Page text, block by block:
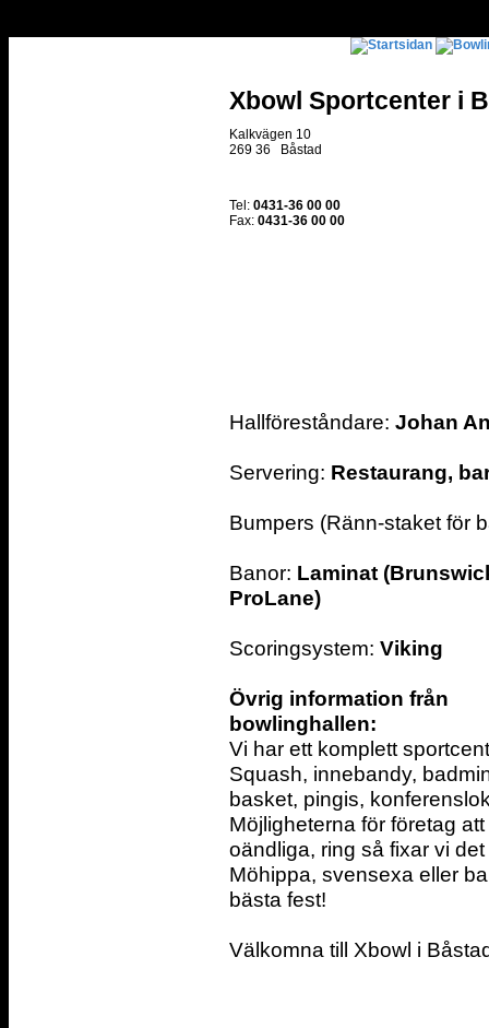
Xbowl Sportcenter i
Kalkvägen 10
269 36 Båstad
Tel: 0431-36 00 00
Fax: 0431-36 00 00
Hallföreståndare: Johan
Servering: Restaurang,
Bumpers (Ränn-staket för
Banor: Laminat
ProLane)
Scoringsystem: Viking
Övrig information från
bowlinghallen:
Vi har ett komplett
Squash, innebandy,
basket, pingis,
Möjligheterna för företag
oändliga, ring så fixar vi
Möhippa, svensexa eller
bästa fest!
Välkomna till Xbowl i